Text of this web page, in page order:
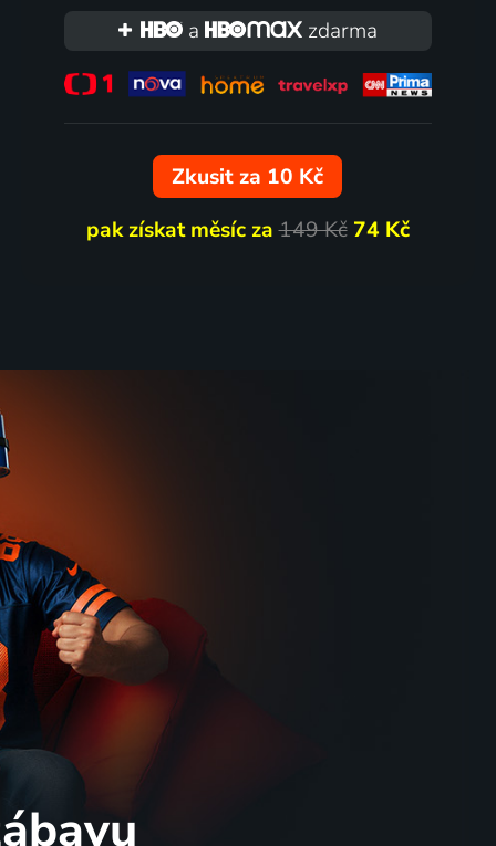
a zdarma
Zkusit za 10 Kč
pak získat měsíc za149 Kč 74 Kč